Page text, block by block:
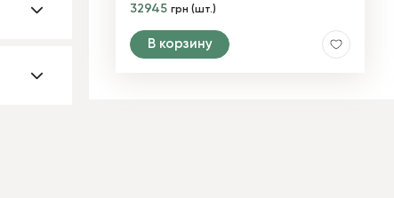
32945 грн (шт.)
В корзину